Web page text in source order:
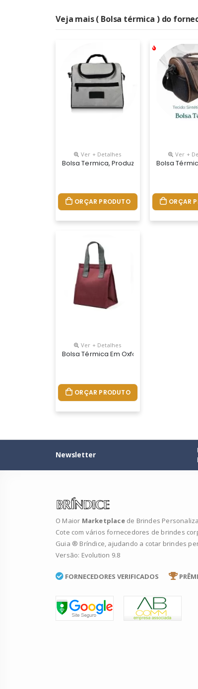
Veja mais ( Bolsa térmica ) do
Ver + Detalhes
Bolsa Termica, Produzida Em Material
ORÇAR PRODUTO
Ver +
Bolsa
ORÇAR
Ver + Detalhes
Bolsa Térmica Em Oxford. Contém 1
ORÇAR PRODUTO
Newsletter
O Maior Marketplace de Brindes
Cote com vários fornecedores de brindes
Guia ® Bríndice, ajudando a cotar brindes
Versão: Evolution 9.8
FORNECEDORES VERIFICADOS